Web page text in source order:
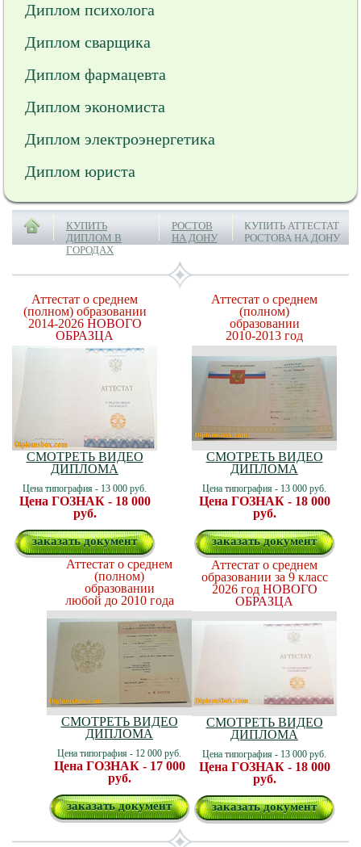
Диплом психолога
Диплом сварщика
Диплом фармацевта
Диплом экономиста
Диплом электроэнергетика
Диплом юриста
КУПИТЬ
ДИПЛОМ В
ГОРОДАХ
РОСТОВ
НА ДОНУ
КУПИТЬ АТТЕСТАТ
РОСТОВА НА ДОНУ
Аттестат о среднем
(полном) образовании
2014-2026 НОВОГО
ОБРАЗЦА
СМОТРЕТЬ ВИДЕО
ДИПЛОМА
Цена типография - 13 000 руб.
Цена ГОЗНАК - 18 000
руб.
заказать документ
Аттестат о среднем
(полном)
образовании
2010-2013 год
СМОТРЕТЬ ВИДЕО
ДИПЛОМА
Цена типография - 13 000 руб.
Цена ГОЗНАК - 18 000
руб.
заказать документ
Аттестат о среднем
(полном)
образовании
любой до 2010 года
СМОТРЕТЬ ВИДЕО
ДИПЛОМА
Цена типография - 12 000 руб.
Цена ГОЗНАК - 17 000
руб.
заказать документ
Аттестат о среднем
образовании за 9 класс
2026 год НОВОГО
ОБРАЗЦА
СМОТРЕТЬ ВИДЕО
ДИПЛОМА
Цена типография - 13 000 руб.
Цена ГОЗНАК - 18 000
руб.
заказать документ